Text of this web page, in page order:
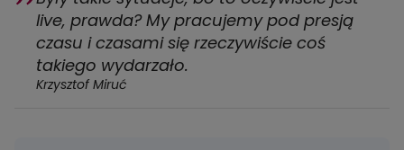
live, prawda? My pracujemy pod presją
czasu i czasami się rzeczywiście coś
takiego wydarzało.
Krzysztof Miruć